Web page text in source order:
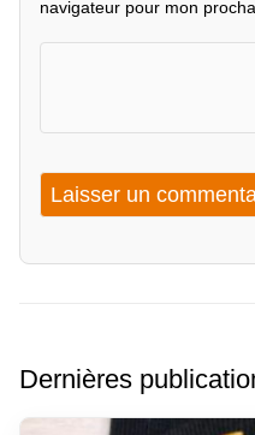
navigateur pour mon
Dernières